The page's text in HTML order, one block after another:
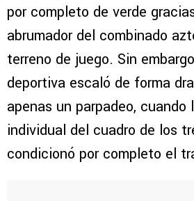
por completo de verde
abrumador del combinado
terreno de juego. Sin
deportiva escaló de forma
apenas un parpadeo, cuando
individual del cuadro de los
condicionó por completo el